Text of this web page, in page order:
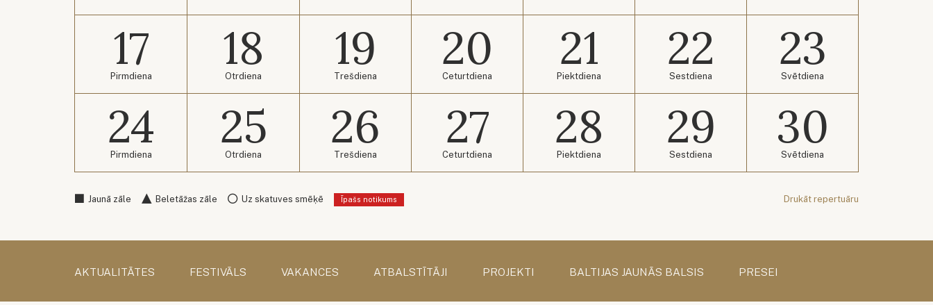
17
Pirmdiena 18
Otrdiena 19
Trešdiena 20
Ceturtdiena 21
Piektdiena 22
Sestdiena 23
Svētdiena
24
Pirmdiena 25
Otrdiena 26
Trešdiena 27
Ceturtdiena 28
Piektdiena 29
Sestdiena 30
Svētdiena
Jaunā zāle Beletāžas zāle Uz skatuves smēķē Īpašs notikums Drukāt repertuāru
AKTUALITĀTES FESTIVĀLS VAKANCES ATBALSTĪTĀJI PROJEKTI BALTIJAS JAUNĀS BALSIS PRESEI